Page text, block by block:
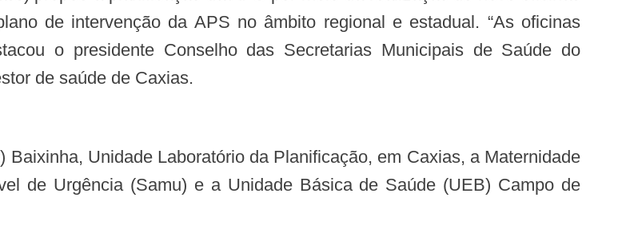
de intervenção da APS no âmbito regional e estadual. “As oficinas
o presidente Conselho das Secretarias Municipais de Saúde do
de saúde de Caxias.
de Urgência (Samu) e a Unidade Básica de Saúde (UEB) Campo de